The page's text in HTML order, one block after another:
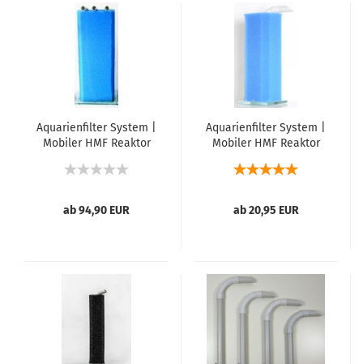
Aquarienfilter System |
Mobiler HMF Reaktor
800 Liter
ab 94,90 EUR
Aquarienfilter System |
Mobiler HMF Reaktor
80 Liter
ab 20,95 EUR